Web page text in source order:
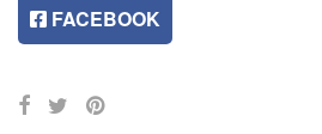
FACEBOOK